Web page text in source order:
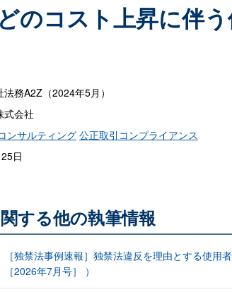
のコスト上昇に伴
務A2Z（2024年5月）
式会社
ンサルティング 公正取引コンプライアンス
日
する他の執筆情報
［独禁法事例速報］独禁法違反を理由とする使
［2026年7月号］ ）